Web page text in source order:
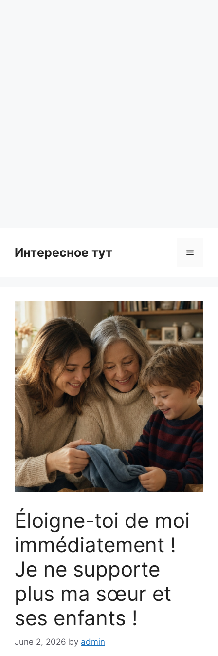
Интересное тут Menu
Éloigne-toi de moi
immédiatement !
Je ne supporte
plus ma sœur et
ses enfants !
June 2, 2026 by admin